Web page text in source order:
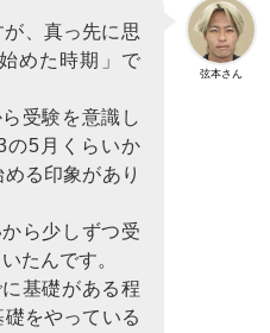
弦本さん
、真っ先に思
めた時期」で
受験を意識し
の5月くらいか
る印象があり
ら少しずつ受
たんです。
基礎がある程
をやっている